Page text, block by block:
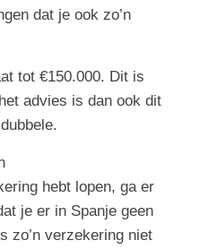
dat je ook zo’n
tot €150.000. Dit is
advies is dan ook dit
hebt lopen, ga er
je er in Spanje geen
zo’n verzekering niet